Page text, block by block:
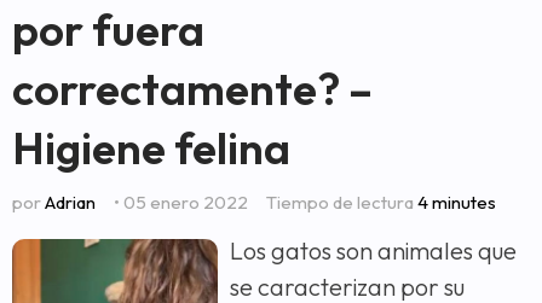
por fuera
correctamente? –
Higiene felina
porAdrian • 05 enero 2022 Tiempo de lectura 4 minutes
Los gatos son animales que
se caracterizan por su